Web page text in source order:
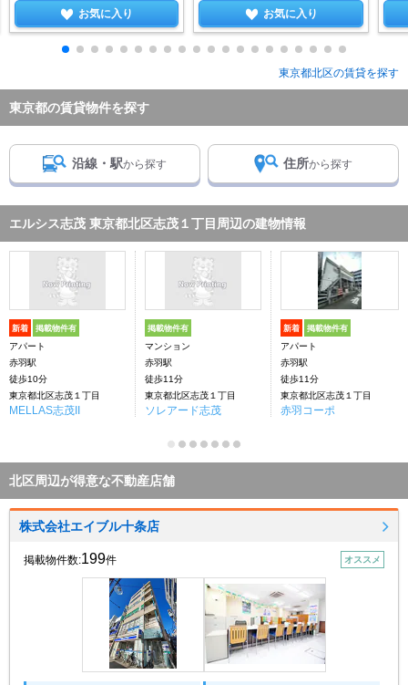
お気に入り お気に入り
東京都北区の賃貸を探す
東京都の賃貸物件を探す
沿線・駅から探す 住所から探す
エルシス志茂 東京都北区志茂１丁目周辺の建物情報
新着 掲載物件有
アパート
赤羽駅
徒歩10分
東京都北区志茂１丁目
MELLAS志茂II
掲載物件有
マンション
赤羽駅
徒歩11分
東京都北区志茂１丁目
ソレアード志茂
新着 掲載物件有
アパート
赤羽駅
徒歩11分
東京都北区志茂１丁目
赤羽コーポ
北区周辺が得意な不動産店舗
株式会社エイブル十条店
掲載物件数:199件 オススメ